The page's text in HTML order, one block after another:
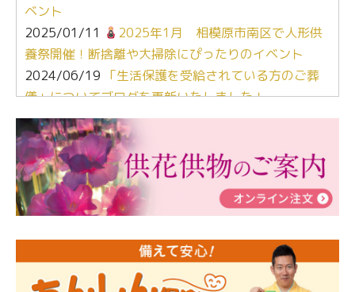
ベント
2025/01/11
2025年1月 相模原市南区で人形供
養祭開催！断捨離や大掃除にぴったりのイベント
2024/06/19 「生活保護を受給されている方のご葬
儀」についてブログを更新いたしました！
2024/03/06【終活なるほど教室】「マンガで学
ぶ！はじめてのお葬式」小さな家族葬ハウス®町田成
瀬 ご参加ありがとうございました！
2024/01/19令和6年能登半島地震災害の寄付のご報
告
人形供養 寄付のご報告
2023/12/16終活なるほど教室＠小さな家族葬ハウ